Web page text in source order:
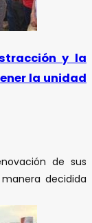
y la
la unidad
de sus
decidida